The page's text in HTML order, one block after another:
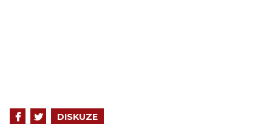
DISKUZE